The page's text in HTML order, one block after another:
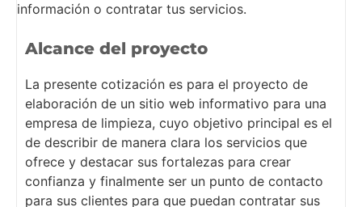
información o contratar tus servicios.
Alcance del proyecto
La presente cotización es para el proyecto de
elaboración de un sitio web informativo para una
empresa de limpieza, cuyo objetivo principal es el
de describir de manera clara los servicios que
ofrece y destacar sus fortalezas para crear
confianza y finalmente ser un punto de contacto
para sus clientes para que puedan contratar sus